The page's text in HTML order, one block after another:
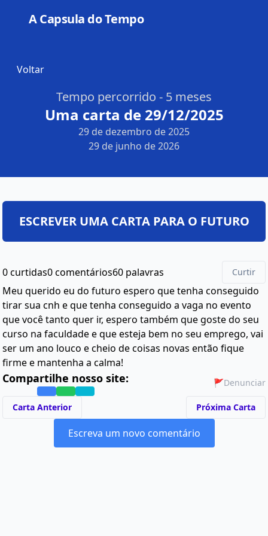
A Capsula do Tempo
Voltar
Tempo percorrido - 5 meses
Uma carta de 29/12/2025
29 de dezembro de 2025
29 de junho de 2026
0 curtidas0 comentários60 palavras Curtir
Meu querido eu do futuro espero que tenha conseguido
tirar sua cnh e que tenha conseguido a vaga no evento
que você tanto quer ir, espero também que goste do seu
curso na faculdade e que esteja bem no seu emprego, vai
ser um ano louco e cheio de coisas novas então fique
firme e mantenha a calma!
Compartilhe nosso site: 🚩Denunciar
Carta Anterior Próxima Carta
Escreva um novo comentário
ESCREVER UMA CARTA PARA O FUTURO